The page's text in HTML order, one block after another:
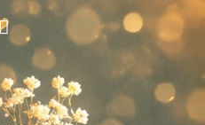
Nákupní
košík